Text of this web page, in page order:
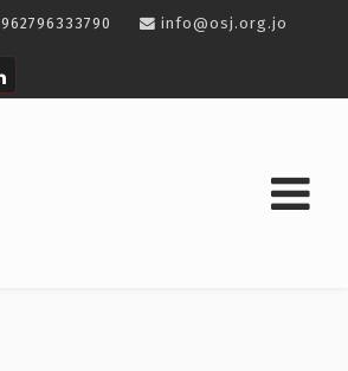
962796333790 info@osj.org.jo